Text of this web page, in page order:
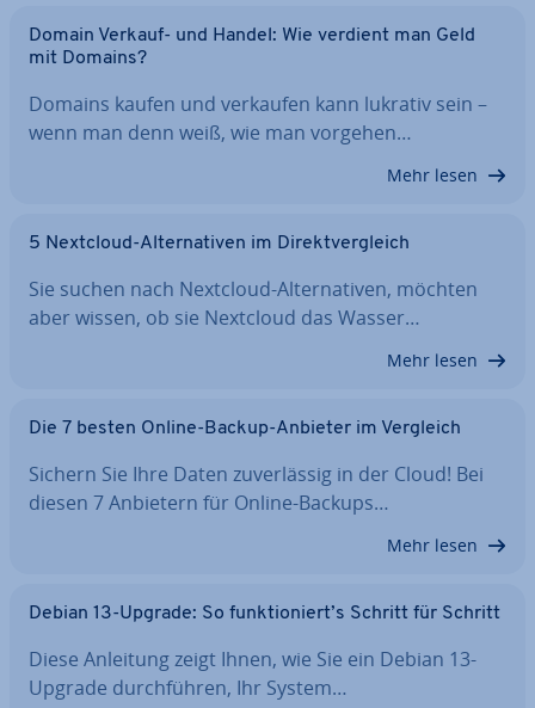
Domain Verkauf- und Handel: Wie verdient man Geld
mit Domains?
Domains kaufen und verkaufen kann lukrativ sein –
wenn man denn weiß, wie man vorgehen…
Mehr lesen
5 Nextcloud-Al­ter­na­ti­ven im Di­rekt­ver­gleich
Sie suchen nach Nextcloud-Al­ter­na­ti­ven, möchten
aber wissen, ob sie Nextcloud das Wasser…
Mehr lesen
Die 7 besten Online-Backup-Anbieter im Vergleich
Sichern Sie Ihre Daten zu­ver­läs­sig in der Cloud! Bei
diesen 7 Anbietern für Online-Backups…
Mehr lesen
Debian 13-Upgrade: So funk­tio­niert’s Schritt für Schritt
Diese Anleitung zeigt Ihnen, wie Sie ein Debian 13-
Upgrade durch­füh­ren, Ihr System…